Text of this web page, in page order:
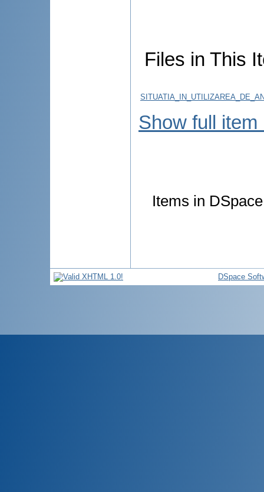
Files in This
Show full item
Items in
DSpace